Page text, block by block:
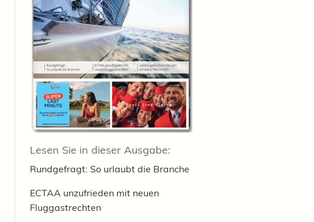
Lesen Sie in dieser Ausgabe:
Rundgefragt: So urlaubt die Branche
ECTAA unzufrieden mit neuen
Fluggastrechten